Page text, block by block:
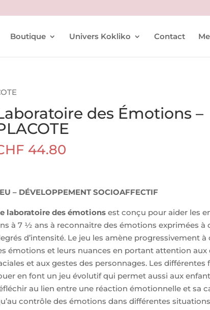
Boutique Univers Kokliko Contact
des Émotions –
44.80
– DÉVELOPPEMENT SOCIOAFFECTIF
laboratoire des émotionsest conçu pour aider les
à 7 ½ ans à reconnaitre des émotions exprimées à
d’intensité. Le jeu les amène progressivement
émotions et leurs nuances en portant attention aux
et aux gestes des personnages. Les différentes
en font un jeu évolutif qui permet aussi aux
au lien entre une réaction émotionnelle et sa
contrôle des émotions dans différentes